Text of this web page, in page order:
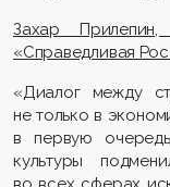
Захар Прилепин,
«Справедливая
«Диалог между
не только в
в первую
культуры